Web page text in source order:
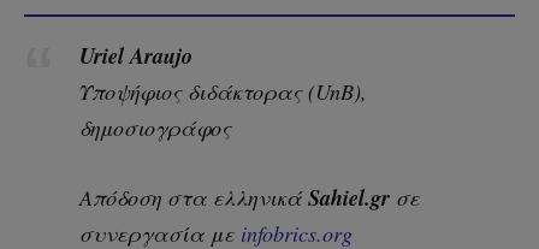
Uriel Araujo
Υποψήφιος διδάκτορας (UnB),
δημοσιογράφος
Απόδοση στα ελληνικάSahiel.gr σε
συνεργασία με infobrics.org